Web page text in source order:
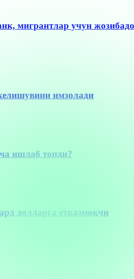
мигрантлар учун
имзолади
ишлаб топди?
долларга етказмоқчи